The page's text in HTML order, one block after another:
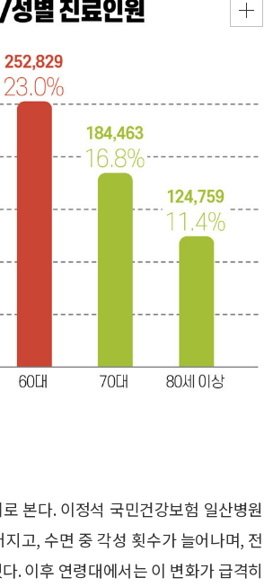
본다. 이정석 국민건강보험 일산병원
고, 수면 중 각성 횟수가 늘어나며, 전
. 이후 연령대에서는 이 변화가 급격히